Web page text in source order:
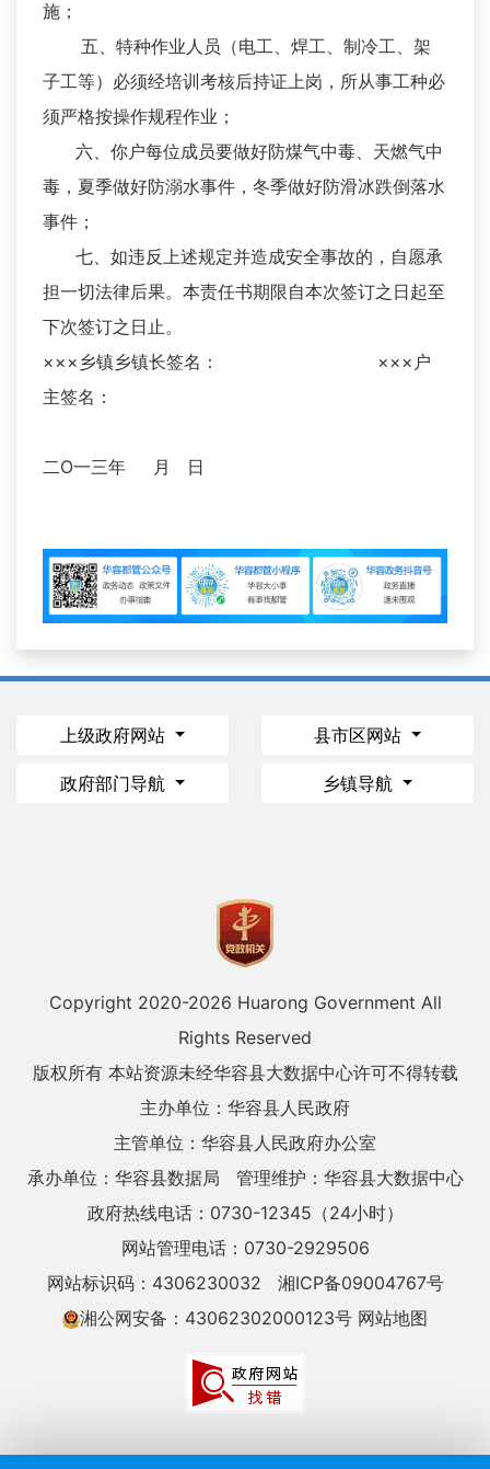
施；
五、特种作业人员（电工、焊工、制冷工、架
子工等）必须经培训考核后持证上岗，所从事工种必
须严格按操作规程作业；
六、你户每位成员要做好防煤气中毒、天燃气中
毒，夏季做好防溺水事件，冬季做好防滑冰跌倒落水
事件；
七、如违反上述规定并造成安全事故的，自愿承
担一切法律后果。本责任书期限自本次签订之日起至
下次签订之日止。
×××乡镇乡镇长签名： ×××户
主签名：
二O一三年 月 日
上级政府网站 县市区网站
政府部门导航 乡镇导航
Copyright 2020-2026 Huarong Government All
Rights Reserved
版权所有 本站资源未经华容县大数据中心许可不得转载
主办单位：华容县人民政府
主管单位：华容县人民政府办公室
承办单位：华容县数据局
管理维护：华容县大数据中心
政府热线电话：0730-12345（24小时）
网站管理电话：0730-2929506
网站标识码：4306230032
湘ICP备09004767号
湘公网安备：43062302000123号 网站地图